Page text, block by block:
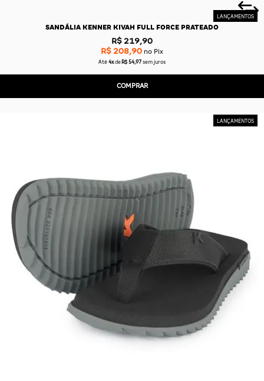
SANDÁLIA KENNER KIVAH FULL FORCE PRATEADO
R$ 219,90
R$ 208,90 no Pix
Até 4x de R$ 54,97 sem juros
COMPRAR